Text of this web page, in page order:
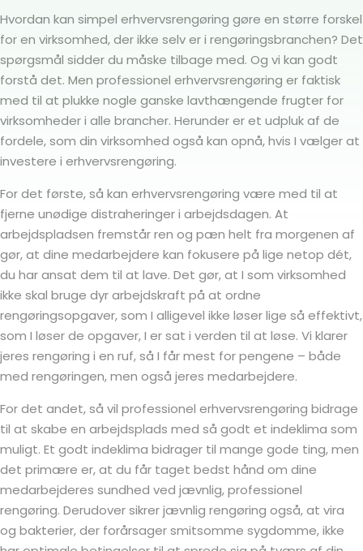
Hvordan kan simpel erhvervsrengøring gøre en større forskel
for en virksomhed, der ikke selv er i rengøringsbranchen? Det
spørgsmål sidder du måske tilbage med. Og vi kan godt
forstå det. Men professionel erhvervsrengøring er faktisk
med til at plukke nogle ganske lavthængende frugter for
virksomheder i alle brancher. Herunder er et udpluk af de
fordele, som din virksomhed også kan opnå, hvis I vælger at
investere i erhvervsrengøring.
For det første, så kan erhvervsrengøring være med til at
fjerne unødige distraheringer i arbejdsdagen. At
arbejdspladsen fremstår ren og pæn helt fra morgenen af
gør, at dine medarbejdere kan fokusere på lige netop dét,
du har ansat dem til at lave. Det gør, at I som virksomhed
ikke skal bruge dyr arbejdskraft på at ordne
rengøringsopgaver, som I alligevel ikke løser lige så effektivt,
som I løser de opgaver, I er sat i verden til at løse. Vi klarer
jeres rengøring i en ruf, så I får mest for pengene – både
med rengøringen, men også jeres medarbejdere.
For det andet, så vil professionel erhvervsrengøring bidrage
til at skabe en arbejdsplads med så godt et indeklima som
muligt. Et godt indeklima bidrager til mange gode ting, men
det primære er, at du får taget bedst hånd om dine
medarbejderes sundhed ved jævnlig, professionel
rengøring. Derudover sikrer jævnlig rengøring også, at vira
og bakterier, der forårsager smitsomme sygdomme, ikke